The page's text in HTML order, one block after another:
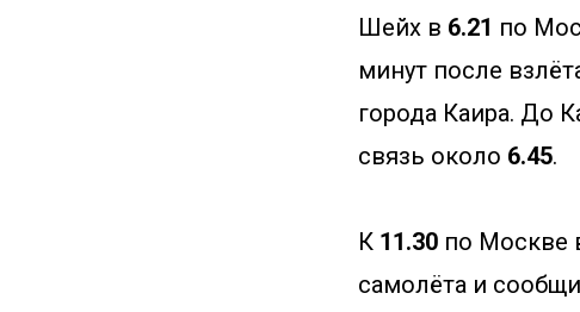
Шейх в 6.21 по
минут после
города Каира. До
связь около 6.45.
К 11.30 по Москве
самолёта и